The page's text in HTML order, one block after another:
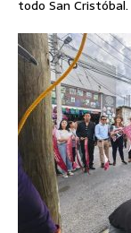
todo San Cristóbal.